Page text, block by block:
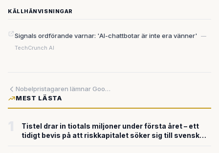
KÄLLHÄNVISNINGAR
Signals ordförande varnar: 'AI-chattbotar är inte era vänner' —
TechCrunch AI
Nobelpristagaren lämnar Google DeepMind — en vecka av toppavgångar avslöjar ett nytt maktspel om AI-talangerna
MEST LÄSTA
Tistel drar in tiotals miljoner under första året – ett
tidigt bevis på att riskkapitalet söker sig till svensk